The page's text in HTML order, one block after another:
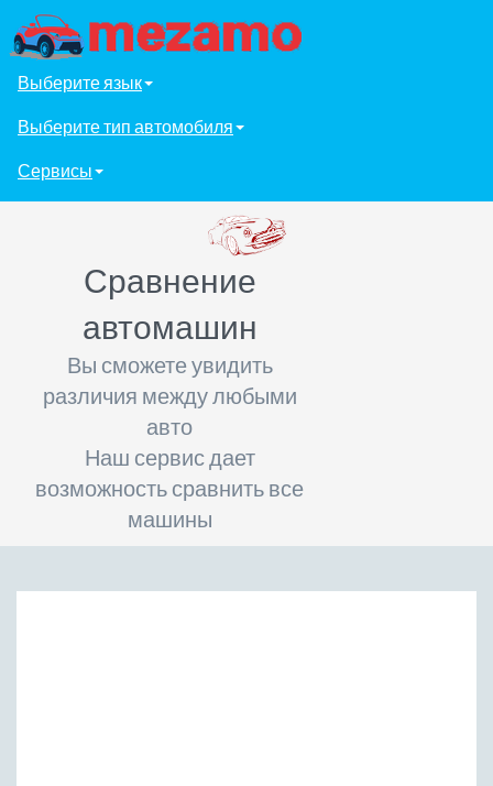
Выберите язык
Выберите тип автомобиля
Сервисы
Сравнение
автомашин
Вы сможете увидить
различия между любыми
авто
Наш сервис дает
возможность сравнить все
машины